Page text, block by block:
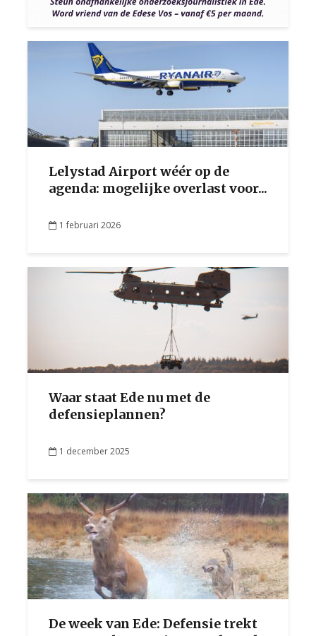
Lelystad Airport wéér op de
agenda: mogelijke overlast voor...
1 februari 2026
Waar staat Ede nu met de
defensieplannen?
1 december 2025
De week van Ede: Defensie trekt